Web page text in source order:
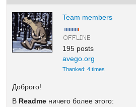
Team members
195 posts
avego.org
Thanked: 4 times
Доброго!
В Readme ничего более этого: